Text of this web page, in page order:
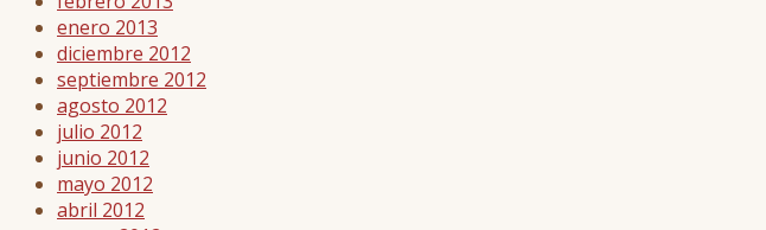
enero 2013
diciembre 2012
septiembre 2012
agosto 2012
julio 2012
junio 2012
mayo 2012
abril 2012